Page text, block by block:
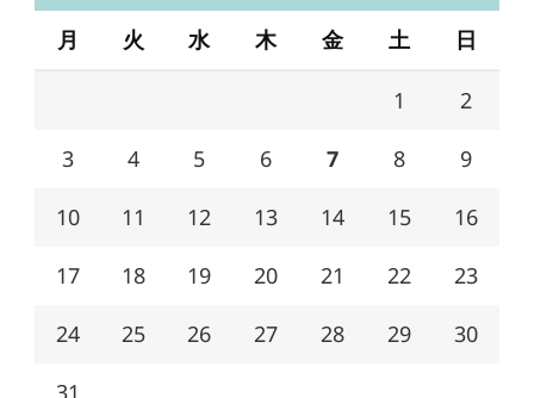
月 火 水 木 金 土 日
1 2
3 4 5 6 7 8 9
10 11 12 13 14 15 16
17 18 19 20 21 22 23
24 25 26 27 28 29 30
31